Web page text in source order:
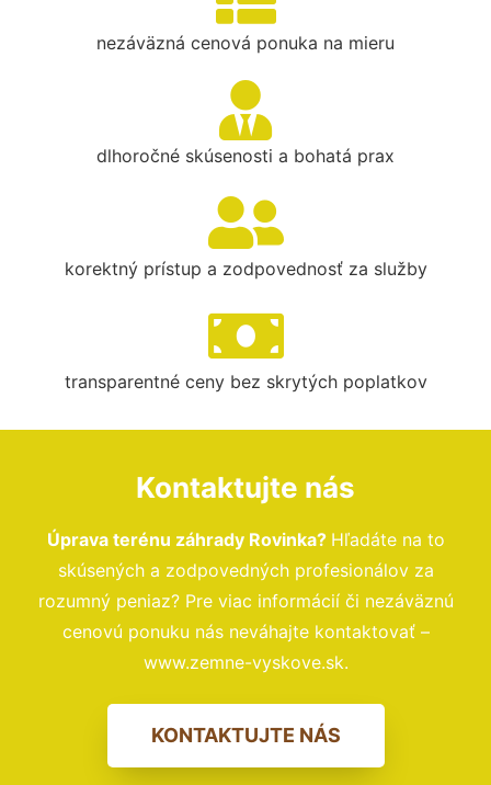
nezáväzná cenová ponuka na mieru
dlhoročné skúsenosti a bohatá prax
korektný prístup a zodpovednosť za služby
transparentné ceny bez skrytých poplatkov
Kontaktujte nás
Úprava terénu záhrady Rovinka? Hľadáte na to
skúsených a zodpovedných profesionálov za
rozumný peniaz? Pre viac informácií či nezáväznú
cenovú ponuku nás neváhajte kontaktovať –
www.zemne-vyskove.sk.
KONTAKTUJTE NÁS